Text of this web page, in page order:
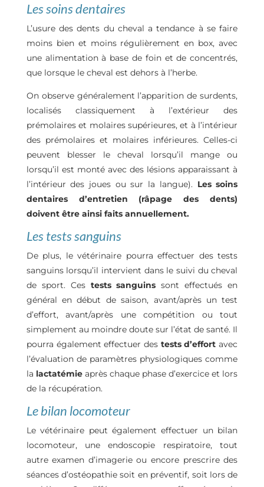
Les soins dentaires
L’usure des dents du cheval a tendance à se faire
moins bien et moins régulièrement en box, avec
une alimentation à base de foin et de concentrés,
que lorsque le cheval est dehors à l’herbe.
On observe généralement l’apparition de surdents,
localisés classiquement à l’extérieur des
prémolaires et molaires supérieures, et à l’intérieur
des prémolaires et molaires inférieures. Celles-ci
peuvent blesser le cheval lorsqu’il mange ou
lorsqu’il est monté avec des lésions apparaissant à
l’intérieur des joues ou sur la langue). Les soins
dentaires d’entretien (râpage des dents)
doivent être ainsi faits annuellement.
Les tests sanguins
De plus, le vétérinaire pourra effectuer des tests
sanguins lorsqu’il intervient dans le suivi du cheval
de sport. Cestests sanguins sont effectués en
général en début de saison, avant/après un test
d’effort, avant/après une compétition ou tout
simplement au moindre doute sur l’état de santé. Il
pourra également effectuer des tests d’effortavec
l’évaluation de paramètres physiologiques comme
la lactatémieaprès chaque phase d’exercice et lors
de la récupération.
Le bilan locomoteur
Le vétérinaire peut également effectuer un bilan
locomoteur, une endoscopie respiratoire, tout
autre examen d’imagerie ou encore prescrire des
séances d’ostéopathie soit en préventif, soit lors de